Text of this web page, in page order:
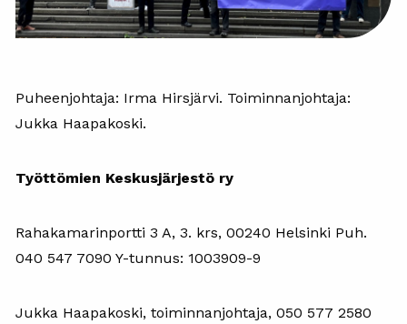
Puheenjohtaja: Irma Hirsjärvi. Toiminnanjohtaja:
Jukka Haapakoski.
Työttömien Keskusjärjestö ry
Rahakamarinportti 3 A, 3. krs, 00240 Helsinki Puh.
040 547 7090 Y-tunnus: 1003909-9
Jukka Haapakoski, toiminnanjohtaja, 050 577 2580